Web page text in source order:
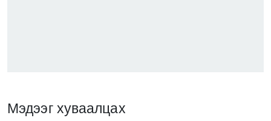
Мэдээг хуваалцах